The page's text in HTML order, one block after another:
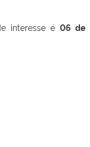
interesse é 06 de